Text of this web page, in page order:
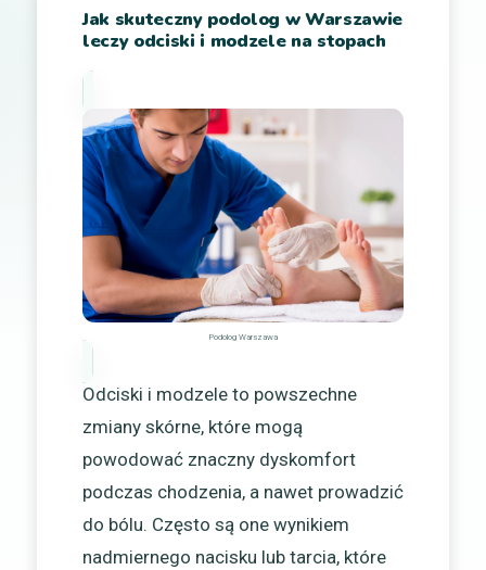
Jak skuteczny podolog w Warszawie
leczy odciski i modzele na stopach
Podolog Warszawa
Odciski i modzele to powszechne
zmiany skórne, które mogą
powodować znaczny dyskomfort
podczas chodzenia, a nawet prowadzić
do bólu. Często są one wynikiem
nadmiernego nacisku lub tarcia, które